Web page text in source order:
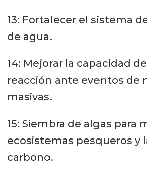
13: Fortalecer el sistema
de agua.
14: Mejorar la capacidad
reacción ante eventos de
masivas.
15: Siembra de algas para
ecosistemas pesqueros y
carbono.